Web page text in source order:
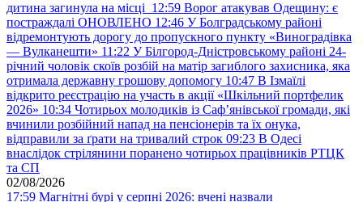
дитина загинула на місці 12:59 Ворог атакував Одещину: є
постраждалі ОНОВЛЕНО 12:46 У Болградському районі
відремонтують дорогу до пропускного пункту «Виноградівка
— Вулканешти» 11:22 У Білгород-Дністровському районі 24-
річний чоловік скоїв розбій на матір загиблого захисника, яка
отримала державну грошову допомогу 10:47 В Ізмаїлі
відкрито реєстрацію на участь в акції «Шкільний портфелик
2026» 10:34 Чотирьох молодиків із Саф’янівської громади, які
вчинили розбійний напад на пенсіонерів та їх онука,
відправили за ґрати на тривалий строк 09:23 В Одесі
внаслідок стрілянини поранено чотирьох працівників РТЦК
та СП
02/08/2026
17:59 Магнітні бурі у серпні 2026: вчені назвали